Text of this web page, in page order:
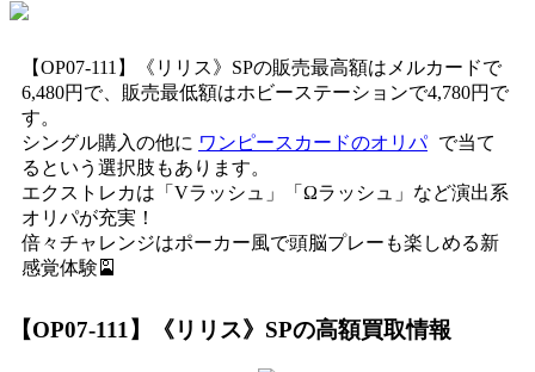
【OP07-111】《リリス》SPの販売最高額はメルカードで
6,480円で、販売最低額はホビーステーションで4,780円で
す。
シングル購入の他に ワンピースカードのオリパ で当て
るという選択肢もあります。
エクストレカは「Vラッシュ」「Ωラッシュ」など演出系
オリパが充実！
倍々チャレンジはポーカー風で頭脳プレーも楽しめる新
感覚体験🎴
【OP07-111】《リリス》SPの高額買取情報